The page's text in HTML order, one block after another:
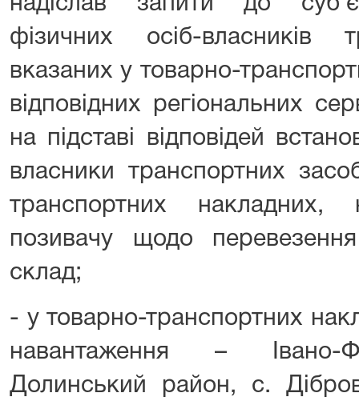
надіслав запити до
фізичних осіб-власників
вказаних у товарно-
відповідних регіональних
на підставі відповідей
власники транспортних
транспортних
позивачу щодо
склад;
- у товарно-транспортних
навантаження – Івано-
Долинський район, с.